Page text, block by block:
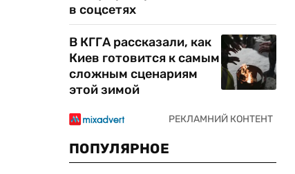
в соцсетях
В КГГА рассказали, как
Киев готовится к самым
сложным сценариям
этой зимой
ПОПУЛЯРНОЕ